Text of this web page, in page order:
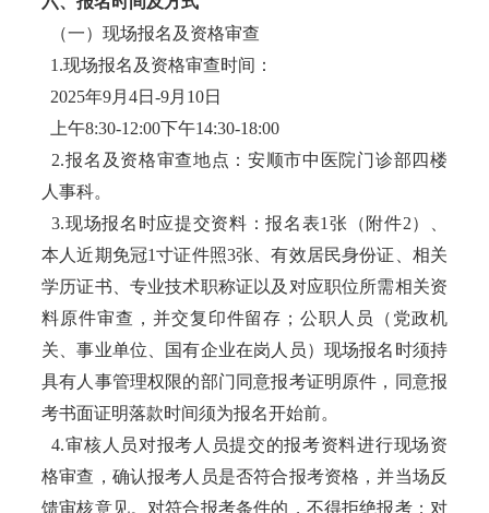
（一）现场报名及资格审查
1.现场报名及资格审查时间：
2025年9月4日-9月10日
上午8:30-12:00下午14:30-18:00
2.报名及资格审查地点：安顺市中医院门诊部四楼
人事科。
3.现场报名时应提交资料：报名表1张（附件2）、
本人近期免冠1寸证件照3张、有效居民身份证、相关
学历证书、专业技术职称证以及对应职位所需相关资
料原件审查，并交复印件留存；公职人员（党政机
关、事业单位、国有企业在岗人员）现场报名时须持
具有人事管理权限的部门同意报考证明原件，同意报
考书面证明落款时间须为报名开始前。
4.审核人员对报考人员提交的报考资料进行现场资
格审查，确认报考人员是否符合报考资格，并当场反
馈审核意见。对符合报考条件的，不得拒绝报考；对